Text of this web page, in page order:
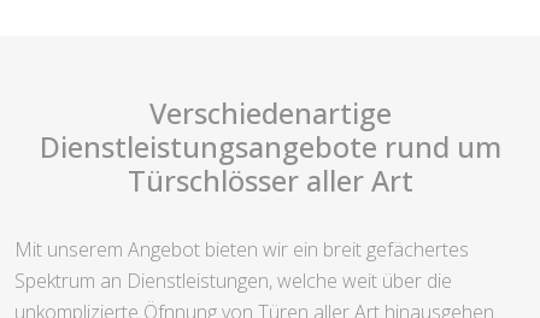
Verschiedenartige
Dienstleistungsangebote rund um
Türschlösser aller Art
Mit unserem Angebot bieten wir ein breit gefächertes
Spektrum an Dienstleistungen, welche weit über die
unkomplizierte Öfnnung von Türen aller Art hinausgehen.